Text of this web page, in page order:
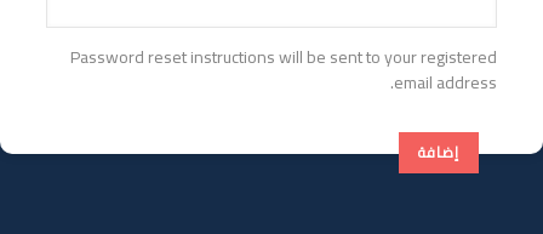
Password reset instructions will be sent to your registered
email address.